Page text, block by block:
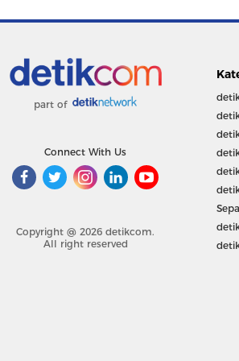
part of
Connect With Us
Copyright @ 2026 detikcom.
All right reserved